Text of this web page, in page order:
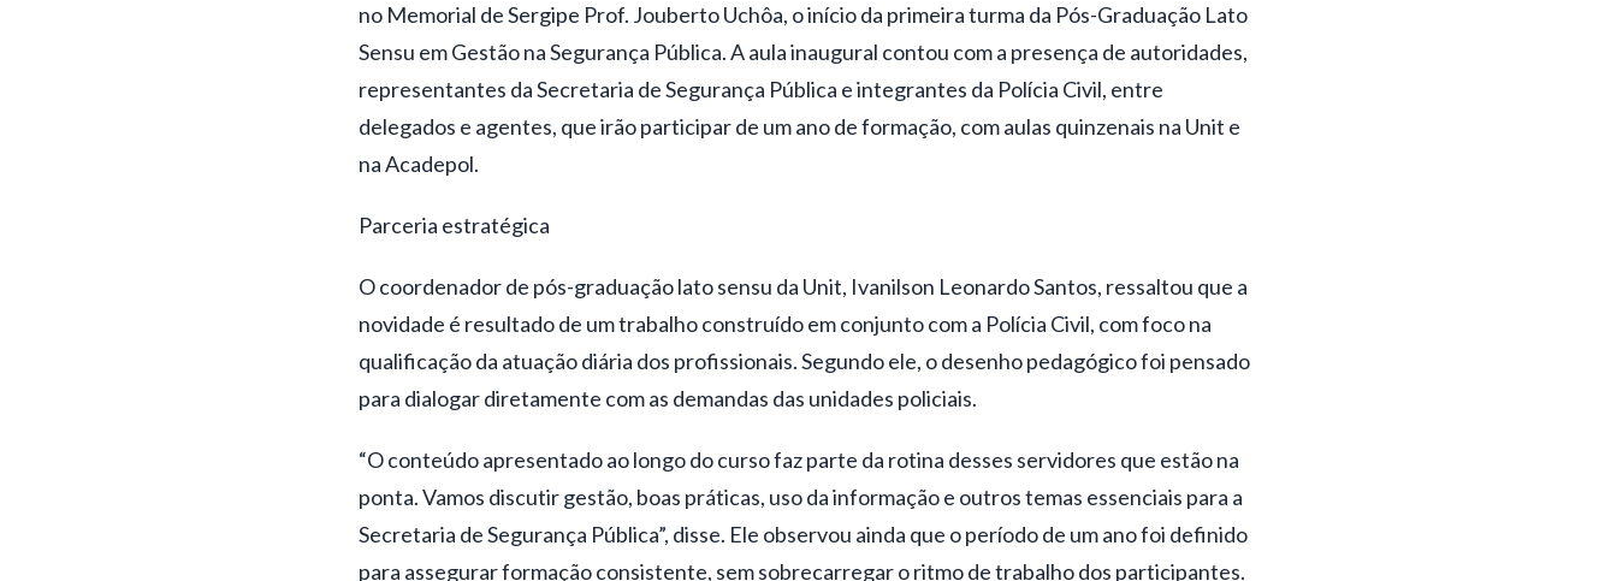
no Memorial de Sergipe Prof. Jouberto Uchôa, o início da primeira turma da Pós-Graduação Lato
Sensu em Gestão na Segurança Pública. A aula inaugural contou com a presença de autoridades,
representantes da Secretaria de Segurança Pública e integrantes da Polícia Civil, entre
delegados e agentes, que irão participar de um ano de formação, com aulas quinzenais na Unit e
na Acadepol.
Parceria estratégica
O coordenador de pós-graduação lato sensu da Unit, Ivanilson Leonardo Santos, ressaltou que a
novidade é resultado de um trabalho construído em conjunto com a Polícia Civil, com foco na
qualificação da atuação diária dos profissionais. Segundo ele, o desenho pedagógico foi pensado
para dialogar diretamente com as demandas das unidades policiais.
“O conteúdo apresentado ao longo do curso faz parte da rotina desses servidores que estão na
ponta. Vamos discutir gestão, boas práticas, uso da informação e outros temas essenciais para a
Secretaria de Segurança Pública”, disse. Ele observou ainda que o período de um ano foi definido
para assegurar formação consistente, sem sobrecarregar o ritmo de trabalho dos participantes.